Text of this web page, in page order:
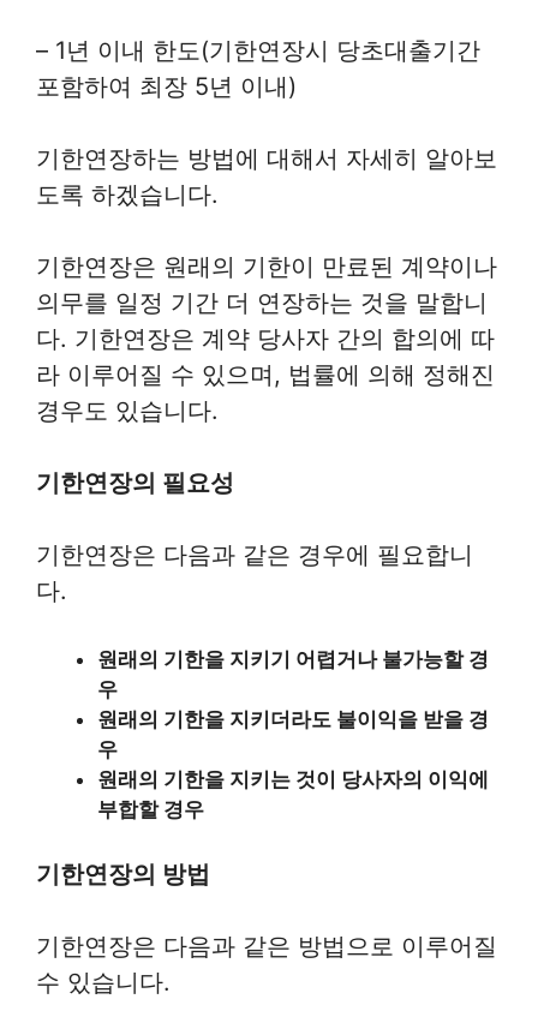
– 1년 이내 한도(기한연장시 당초대출기간
포함하여 최장 5년 이내)
기한연장하는 방법에 대해서 자세히 알아보
도록 하겠습니다.
기한연장은 원래의 기한이 만료된 계약이나
의무를 일정 기간 더 연장하는 것을 말합니
다. 기한연장은 계약 당사자 간의 합의에 따
라 이루어질 수 있으며, 법률에 의해 정해진
경우도 있습니다.
기한연장의 필요성
기한연장은 다음과 같은 경우에 필요합니
다.
원래의 기한을 지키기 어렵거나 불가능할 경
우
원래의 기한을 지키더라도 불이익을 받을 경
우
원래의 기한을 지키는 것이 당사자의 이익에
부합할 경우
기한연장의 방법
기한연장은 다음과 같은 방법으로 이루어질
수 있습니다.